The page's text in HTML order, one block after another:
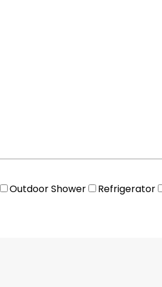
Outdoor Shower Refrigerator